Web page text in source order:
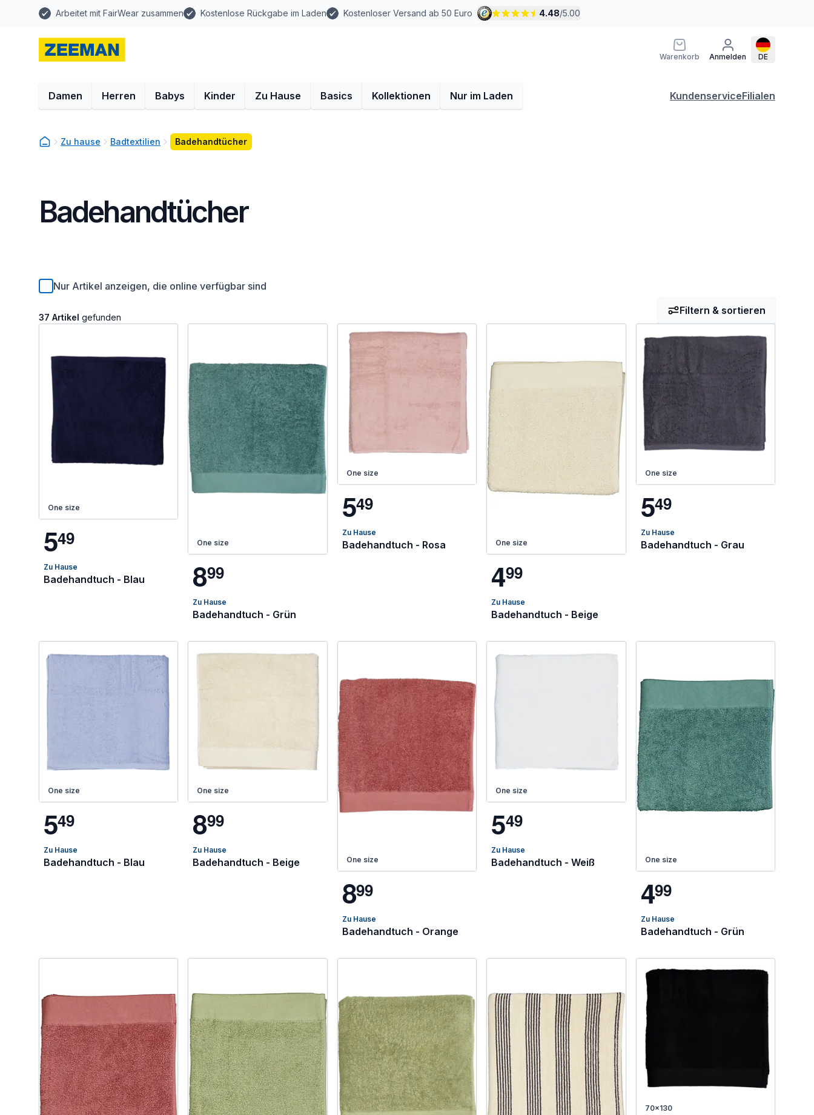
Arbeitet mit FairWear zusammen Kostenlose Rückgabe im Laden Kostenloser Versand ab 50 Euro 4.48/5.00
Warenkorb Anmelden DE
Damen Herren Babys Kinder Zu Hause Basics Kollektionen Nur im Laden KundenserviceFilialen
Zu hause Badtextilien Badehandtücher
Badehandtücher
Nur Artikel anzeigen, die online verfügbar sind
37 Artikel gefunden
Filtern & sortieren
One size
549
Zu Hause
Badehandtuch - Blau
One size
899
Zu Hause
Badehandtuch - Grün
One size
549
Zu Hause
Badehandtuch - Rosa One size
499
Zu Hause
Badehandtuch - Beige
One size
549
Zu Hause
Badehandtuch - Grau
One size
549
Zu Hause
Badehandtuch - Blau
One size
899
Zu Hause
Badehandtuch - Beige One size
899
Zu Hause
Badehandtuch - Orange
One size
549
Zu Hause
Badehandtuch - Weiß One size
499
Zu Hause
Badehandtuch - Grün
70x130